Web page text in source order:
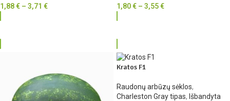
1,88€ – 3,71 € 1,80€ – 3,55€
Kratos F1
Raudonų arbūzų sėklos,
Charleston Gray tipas, Išbandyta